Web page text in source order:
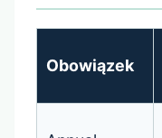
Obowiązek